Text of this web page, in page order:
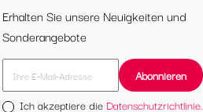
Erhalten Sie unsere Neuigkeiten und
Sonderangebote
Ich akzeptiere die Datenschutzrichtlinie.